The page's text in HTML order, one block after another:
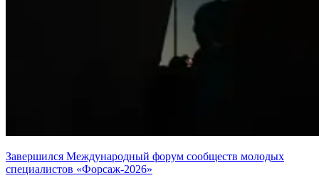
Завершился Международный форум сообществ молодых
специалистов «Форсаж-2026»